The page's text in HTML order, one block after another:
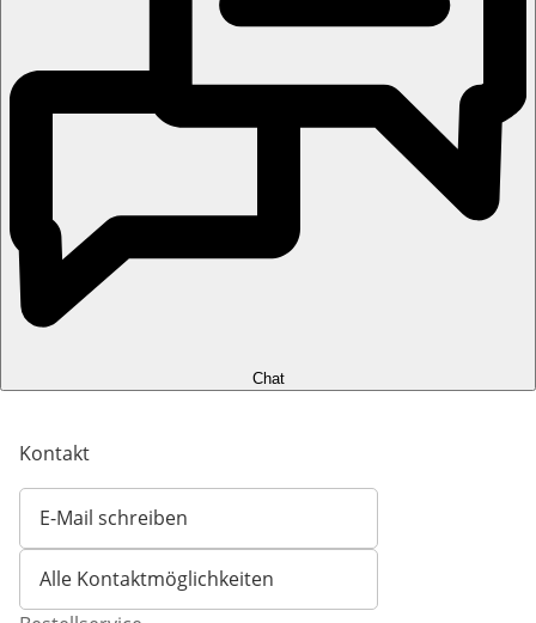
Chat
Kontakt
E-Mail schreiben
Öffnet E-Mail-Client
Alle Kontaktmöglichkeiten